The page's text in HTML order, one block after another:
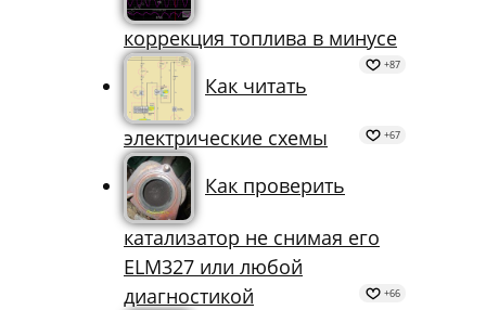
коррекция топлива в минусе
+87
Как читать
электрические схемы
+67
Как проверить
катализатор не снимая его
ELM327 или любой
диагностикой
+66